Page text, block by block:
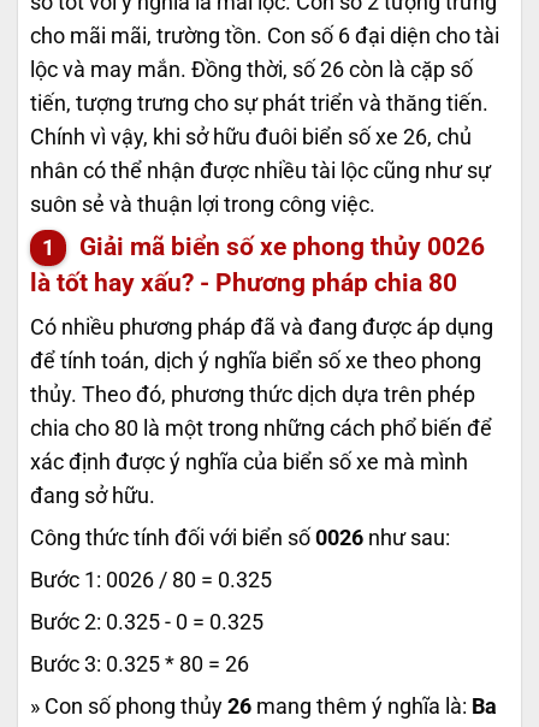
cho mãi mãi, trường tồn. Con số 6 đại diện cho tài
lộc và may mắn. Đồng thời, số 26 còn là cặp số
tiến, tượng trưng cho sự phát triển và thăng tiến.
Chính vì vậy, khi sở hữu đuôi biển số xe 26, chủ
nhân có thể nhận được nhiều tài lộc cũng như sự
suôn sẻ và thuận lợi trong công việc.
Giải mã biển số xe phong thủy 0026
là tốt hay xấu? - Phương pháp chia 80
Có nhiều phương pháp đã và đang được áp dụng
để tính toán, dịch ý nghĩa biển số xe theo phong
thủy. Theo đó, phương thức dịch dựa trên phép
chia cho 80 là một trong những cách phổ biến để
xác định được ý nghĩa của biển số xe mà mình
đang sở hữu.
Công thức tính đối với biển số 0026 như sau:
Bước 1: 0026 / 80 = 0.325
Bước 2: 0.325 - 0 = 0.325
Bước 3: 0.325 * 80 = 26
» Con số phong thủy 26 mang thêm ý nghĩa là: Ba